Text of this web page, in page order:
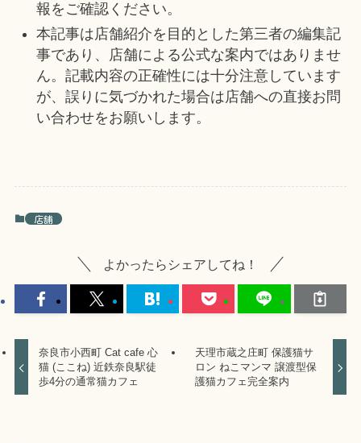
報をご確認ください。
本記事は店舗紹介を目的とした第三者の編集記
事であり、店舗による公式な案内ではありませ
ん。記載内容の正確性には十分注意しています
が、誤りに気づかれた場合は店舗への直接お問
い合わせをお願いします。
店舗
よかったらシェアしてね！
奈良市小西町 Cat cafe 心
猫 (ここね) 近鉄奈良駅徒
歩4分の通常猫カフェ
天理市蔵之庄町 保護猫サ
ロン ねこマンマ 譲渡型保
護猫カフェ完全案内